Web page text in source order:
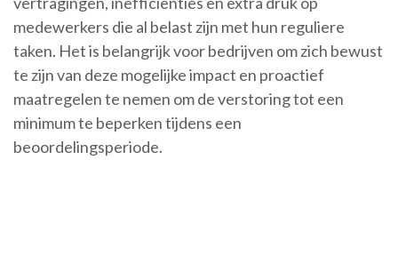
medewerkers die al belast zijn met hun reguliere
taken. Het is belangrijk voor bedrijven om zich bewust
te zijn van deze mogelijke impact en proactief
maatregelen te nemen om de verstoring tot een
minimum te beperken tijdens een
beoordelingsperiode.